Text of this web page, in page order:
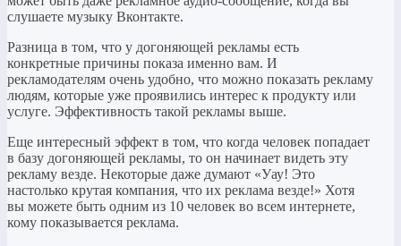
слушаете музыку Вконтакте.
Разница в том, что у догоняющей рекламы есть
конкретные причины показа именно вам. И
рекламодателям очень удобно, что можно показать рекламу
людям, которые уже проявились интерес к продукту или
услуге. Эффективность такой рекламы выше.
Еще интересный эффект в том, что когда человек попадает
в базу догоняющей рекламы, то он начинает видеть эту
рекламу везде. Некоторые даже думают «Уау! Это
настолько крутая компания, что их реклама везде!» Хотя
вы можете быть одним из 10 человек во всем интернете,
кому показывается реклама.